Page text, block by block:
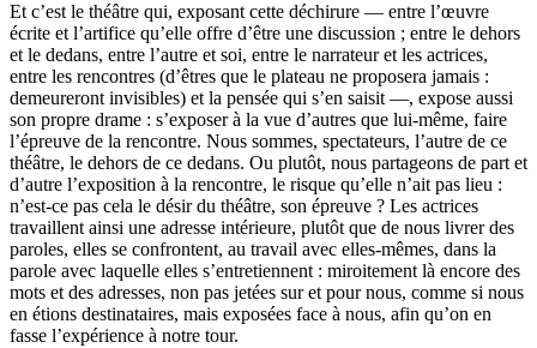
Et c’est le théâtre qui, exposant cette déchirure — entre l’œuvre
écrite et l’artifice qu’elle offre d’être une discussion ; entre le dehors
et le dedans, entre l’autre et soi, entre le narrateur et les actrices,
entre les rencontres (d’êtres que le plateau ne proposera jamais :
demeureront invisibles) et la pensée qui s’en saisit —, expose aussi
son propre drame : s’exposer à la vue d’autres que lui-même, faire
l’épreuve de la rencontre. Nous sommes, spectateurs, l’autre de ce
théâtre, le dehors de ce dedans. Ou plutôt, nous partageons de part et
d’autre l’exposition à la rencontre, le risque qu’elle n’ait pas lieu :
n’est-ce pas cela le désir du théâtre, son épreuve ? Les actrices
travaillent ainsi une adresse intérieure, plutôt que de nous livrer des
paroles, elles se confrontent, au travail avec elles-mêmes, dans la
parole avec laquelle elles s’entretiennent : miroitement là encore des
mots et des adresses, non pas jetées sur et pour nous, comme si nous
en étions destinataires, mais exposées face à nous, afin qu’on en
fasse l’expérience à notre tour.